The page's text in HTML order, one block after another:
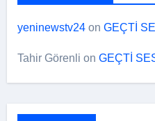
yeninewstv24on GEÇTİ
Tahir Görenli on GEÇTİ